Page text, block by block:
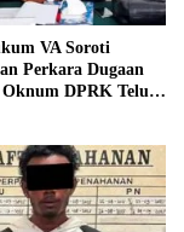
VA Soroti
Perkara Dugaan
Oknum DPRK Teluk